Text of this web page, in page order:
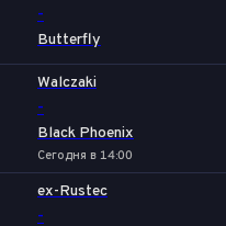
-
Butterfly
Walczaki
-
Black Phoenix
Сегодня в 14:00
ex-Rustec
-